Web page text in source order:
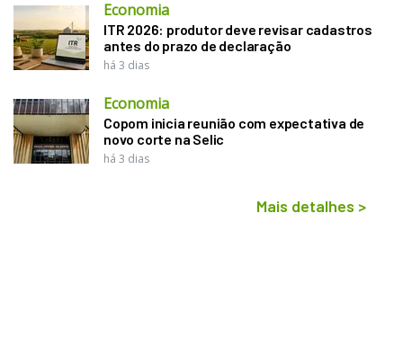
Economia
ITR 2026: produtor deve revisar cadastros
antes do prazo de declaração
há 3 dias
Economia
Copom inicia reunião com expectativa de
novo corte na Selic
há 3 dias
Mais detalhes >